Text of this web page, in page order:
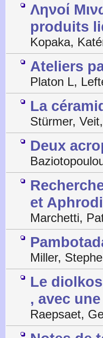
Ληνοί
produits
Kopaka,
Ateliers
Platon L,
La
Stürmer,
Deux
et
Marchetti,
Miller,
Le
, avec
Raepsaet,